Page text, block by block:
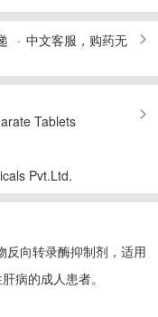
中文客服，购药无
Tablets
Pvt.Ltd.
反向转录酶抑制剂，适用
病的成人患者。